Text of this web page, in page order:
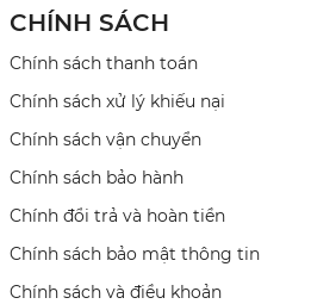
CHÍNH SÁCH
Chính sách thanh toán
Chính sách xử lý khiếu nại
Chính sách vận chuyển
Chính sách bảo hành
Chính đổi trả và hoàn tiền
Chính sách bảo mật thông tin
Chính sách và điều khoản